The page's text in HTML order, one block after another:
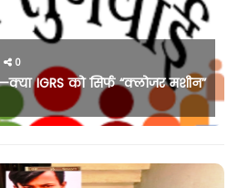
0
IGRS को सिर्फ “क्लोजर मशीन”